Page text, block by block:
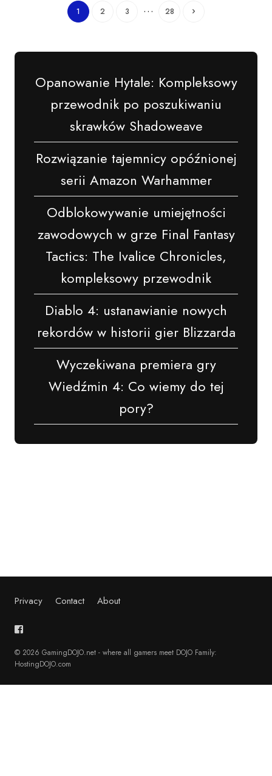
1 2 3 … 28
Opanowanie Hytale: Kompleksowy
przewodnik po poszukiwaniu
skrawków Shadoweave
Rozwiązanie tajemnicy opóźnionej
serii Amazon Warhammer
Odblokowywanie umiejętności
zawodowych w grze Final Fantasy
Tactics: The Ivalice Chronicles,
kompleksowy przewodnik
Diablo 4: ustanawianie nowych
rekordów w historii gier Blizzarda
Wyczekiwana premiera gry
Wiedźmin 4: Co wiemy do tej
pory?
Privacy Contact About
© 2026 GamingDOJO.net - where all gamers meet DOJO Family:
HostingDOJO.com